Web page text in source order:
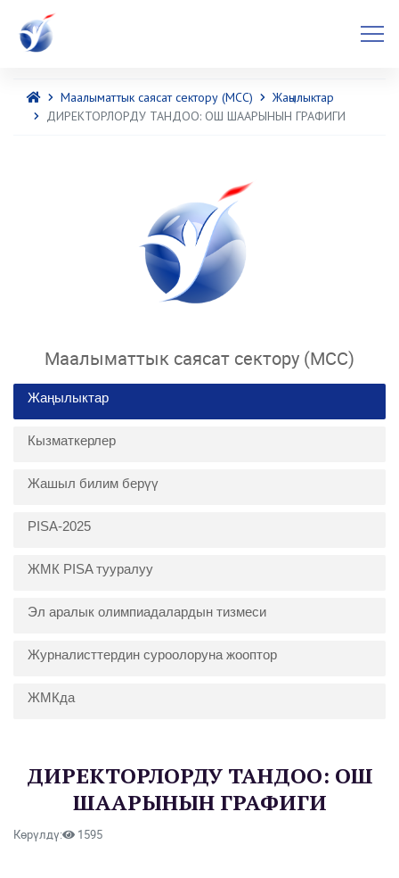
Маалыматтык саясат сектору (МСС)
Жаңылыктар
ДИРЕКТОРЛОРДУ ТАНДОО: ОШ ШААРЫНЫН ГРАФИГИ
Маалыматтык саясат сектору (МСС)
Жаңылыктар
Кызматкерлер
Жашыл билим берүү
PISA-2025
ЖМК PISA тууралуу
Эл аралык олимпиадалардын тизмеси
Журналисттердин суроолоруна жооптор
ЖМКда
ДИРЕКТОРЛОРДУ ТАНДОО: ОШ
ШААРЫНЫН ГРАФИГИ
Көрүлдү: 1595